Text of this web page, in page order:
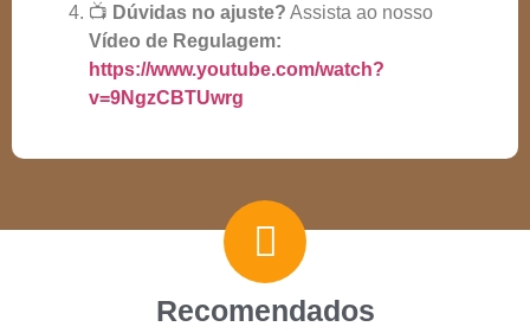
📺 Dúvidas no ajuste? Assista ao nosso
Vídeo de Regulagem:
https://www.youtube.com/watch?
v=9NgzCBTUwrg
Recomendados